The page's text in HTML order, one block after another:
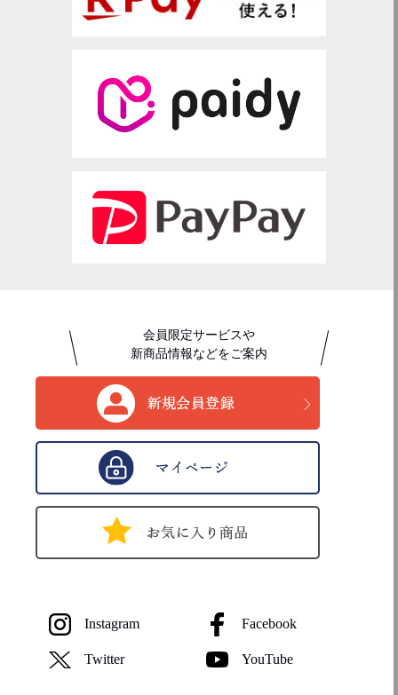
会員限定サービスや
新商品情報などをご案内
Instagram Facebook
Twitter YouTube